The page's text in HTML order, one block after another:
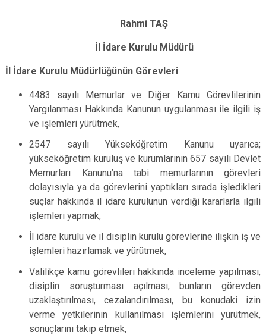
Rahmi TAŞ
İl İdare Kurulu Müdürü
İl İdare Kurulu Müdürlüğünün Görevleri
4483 sayılı Memurlar ve Diğer Kamu Görevlilerinin
Yargılanması Hakkında Kanunun uygulanması ile ilgili iş
ve işlemleri yürütmek,
2547 sayılı Yükseköğretim Kanunu uyarıca;
yükseköğretim kuruluş ve kurumlarının 657 sayılı Devlet
Memurları Kanunu’na tabi memurlarının görevleri
dolayısıyla ya da görevlerini yaptıkları sırada işledikleri
suçlar hakkında il idare kurulunun verdiği kararlarla ilgili
işlemleri yapmak,
İl idare kurulu ve il disiplin kurulu görevlerine ilişkin iş ve
işlemleri hazırlamak ve yürütmek,
Valilikçe kamu görevlileri hakkında inceleme yapılması,
disiplin soruşturması açılması, bunların görevden
uzaklaştırılması, cezalandırılması, bu konudaki izin
verme yetkilerinin kullanılması işlemlerini yürütmek,
sonuçlarını takip etmek,